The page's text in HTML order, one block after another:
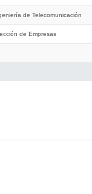
de Telecomunicación
de Empresas